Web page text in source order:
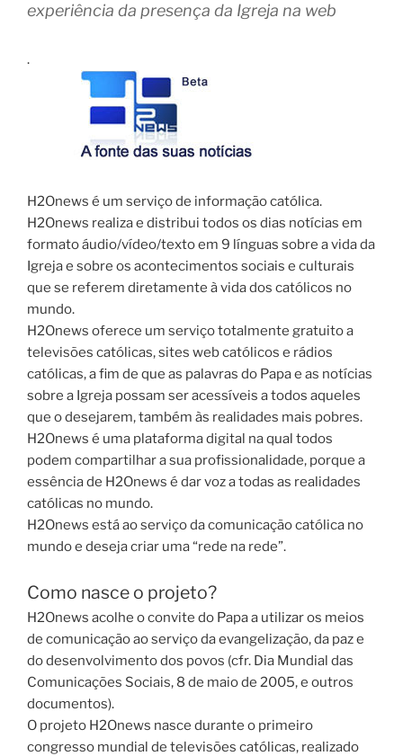
experiência da presença da Igreja na web
.
H2Onews é um serviço de informação católica.
H2Onews realiza e distribui todos os dias notícias em
formato áudio/vídeo/texto em 9 línguas sobre a vida da
Igreja e sobre os acontecimentos sociais e culturais
que se referem diretamente à vida dos católicos no
mundo.
H2Onews oferece um serviço totalmente gratuito a
televisões católicas, sites web católicos e rádios
católicas, a fim de que as palavras do Papa e as notícias
sobre a Igreja possam ser acessíveis a todos aqueles
que o desejarem, também às realidades mais pobres.
H2Onews é uma plataforma digital na qual todos
podem compartilhar a sua profissionalidade, porque a
essência de H2Onews é dar voz a todas as realidades
católicas no mundo.
H2Onews está ao serviço da comunicação católica no
mundo e deseja criar uma “rede na rede”.
Como nasce o projeto?
H2Onews acolhe o convite do Papa a utilizar os meios
de comunicação ao serviço da evangelização, da paz e
do desenvolvimento dos povos (cfr. Dia Mundial das
Comunicações Sociais, 8 de maio de 2005, e outros
documentos).
O projeto H2Onews nasce durante o primeiro
congresso mundial de televisões católicas, realizado